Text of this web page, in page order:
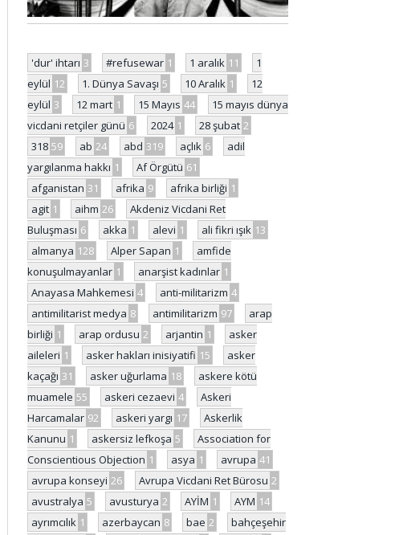
'dur' ihtarı 3 #refusewar 1 1 aralık 11
1
eylül 12 1. Dünya Savaşı 5 10 Aralık 1
12
eylül 3 12 mart 1 15 Mayıs 44
15 mayıs dünya
vicdani retçiler günü 6 2024 1 28 şubat 2
318 59 ab 24 abd 319 açlık 6
adil
yargılanma hakkı 1 Af Örgütü 61
afganistan 31 afrika 9 afrika birliği 1
agit 1 aihm 26
Akdeniz Vicdani Ret
Buluşması 6 akka 1 alevi 1 ali fikri ışık 13
almanya 128 Alper Sapan 1
amfide
konuşulmayanlar 1 anarşist kadınlar 1
Anayasa Mahkemesi 4 anti-militarizm 4
antimilitarist medya 8 antimilitarizm 97
arap
birliği 1 arap ordusu 2 arjantin 1
asker
aileleri 1 asker hakları inisiyatifi 15
asker
kaçağı 31 asker uğurlama 18
askere kötü
muamele 55 askeri cezaevi 4
Askeri
Harcamalar 92 askeri yargı 17
Askerlik
Kanunu 1 askersiz lefkoşa 5
Association for
Conscientious Objection 1 asya 1 avrupa 41
avrupa konseyi 26 Avrupa Vicdani Ret Bürosu 2
avustralya 5 avusturya 2 AYİM 1 AYM 14
ayrımcılık 1 azerbaycan 8 bae 2
bahçeşehir